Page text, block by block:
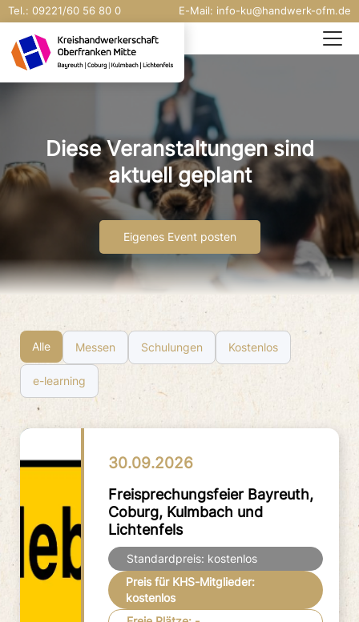
Tel.: 09221/60 56 80 0 E-Mail: info-ku@handwerk-ofm.de
Diese Veranstaltungen sind
aktuell geplant
Eigenes Event posten
Alle Messen Schulungen Kostenlos
e-learning
30.09.2026
Freisprechungsfeier Bayreuth,
Coburg, Kulmbach und
Lichtenfels
kostenlos
kostenlos